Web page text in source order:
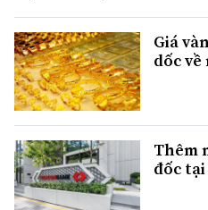
Giá
dốc
Thêm
đốc